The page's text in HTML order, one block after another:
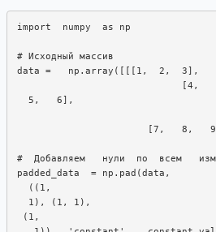
import  numpy  as np
# Исходный массив
data =   np.array([[[1,  2,  3],
                             [4,
  5,   6],
[7,   8,
#  Добавляем   нули  по  всем
padded_data  = np.pad(data,
  ((1,
  1), (1, 1),
(1,